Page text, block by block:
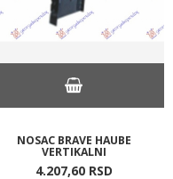
NOSAC BRAVE HAUBE
VERTIKALNI
4.207,60 RSD